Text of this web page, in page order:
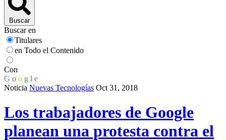
Buscar
Buscar en
Titulares
en Todo el Contenido
Con
G o o g l e
Noticia Nuevas Tecnologías Oct 31, 2018
Los trabajadores de Google
planean una protesta contra el